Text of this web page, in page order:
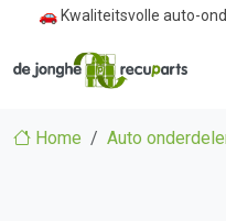
🚗 Kwaliteitsvolle auto-
Home Auto